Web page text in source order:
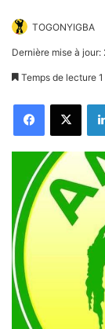
TOGONYIGBA
Dernière mise à
Temps de lecture
FacebookX